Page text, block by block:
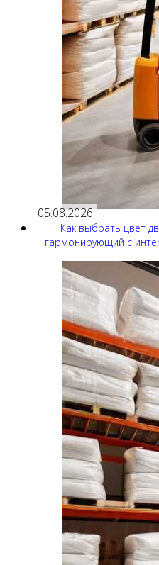
05.08.2026
Как выбрать цвет
гармонирующий с